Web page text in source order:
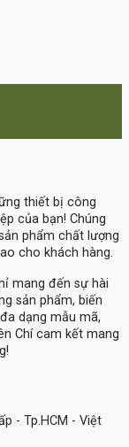
thiết bị công
của bạn! Chúng
phẩm chất lượng
cho khách hàng.
mang đến sự hài
sản phẩm, biến
dạng mẫu mã,
Chí cam kết mang
- Tp.HCM - Việt